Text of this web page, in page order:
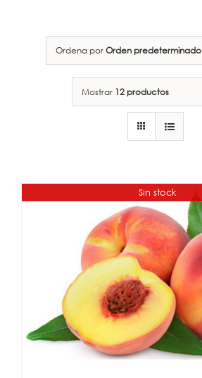
Ordena porOrden predeterminado
Mostrar 12 productos
Sin stock